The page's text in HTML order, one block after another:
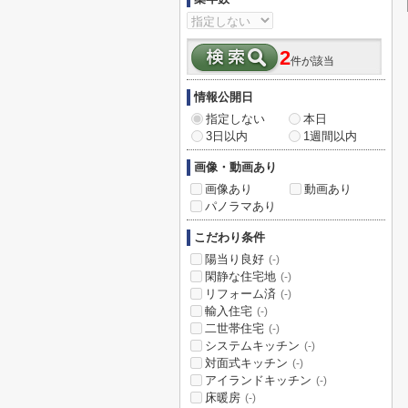
2件が該当
情報公開日
指定しない
本日
3日以内
1週間以内
画像・動画あり
画像あり
動画あり
パノラマあり
こだわり条件
陽当り良好 (-)
閑静な住宅地 (-)
リフォーム済 (-)
輸入住宅 (-)
二世帯住宅 (-)
システムキッチン (-)
対面式キッチン (-)
アイランドキッチン (-)
床暖房 (-)